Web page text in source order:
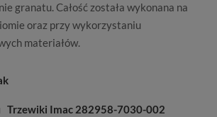
granatu. Całość została wykonana na
oraz przy wykorzystaniu
materiałów.
Trzewiki Imac 282958-7030-002